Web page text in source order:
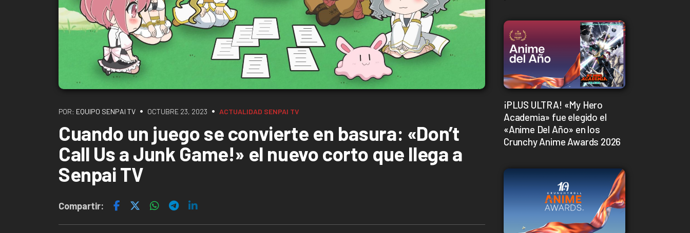
POR: EQUIPO SENPAI TV • OCTUBRE 23, 2023 • ACTUALIDAD SENPAI TV
Cuando un juego se convierte en basura: «Don’t
Call Us a Junk Game!» el nuevo corto que llega a
Senpai TV
Compartir:
¡PLUS ULTRA! «My Hero
Academia» fue elegido el
«Anime Del Año» en los
Crunchy Anime Awards 2026